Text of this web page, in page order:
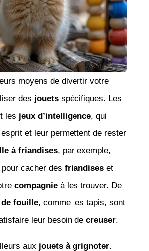
moyens de divertir votre
des jouetsspécifiques. Les
les jeux d’intelligence, qui
et leur permettent de rester
à friandises, par exemple,
cacher des friandiseset
compagnieà les trouver. De
de fouille, comme les tapis, sont
leur besoin de creuser.
aux jouets à grignoter.